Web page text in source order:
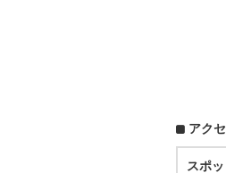
アク
スポ